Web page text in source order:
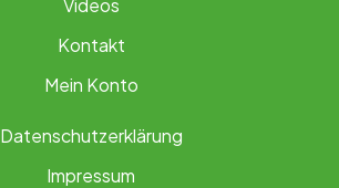
Videos
Kontakt
Mein Konto
Datenschutzerklärung
Impressum